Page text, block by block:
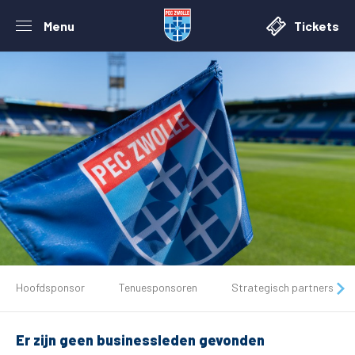
Menu Tickets
Tickets
Matchdays
Hoofdsponsor Tenuesponsoren Strategisch partners
Er zijn geen businessleden gevonden